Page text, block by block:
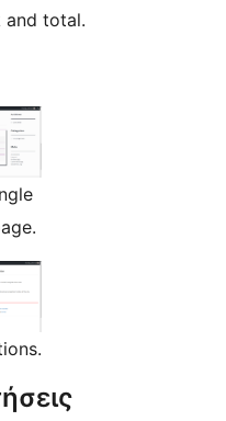
and total.